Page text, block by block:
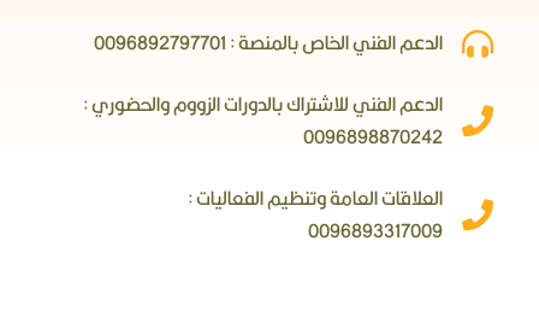
الدعم الفني الخاص بالمنصة : 0096892797701
الدعم الفني للاشتراك بالدورات الزووم والحضوري :
0096898870242
العلاقات العامة وتنظيم الفعاليات :
0096893317009